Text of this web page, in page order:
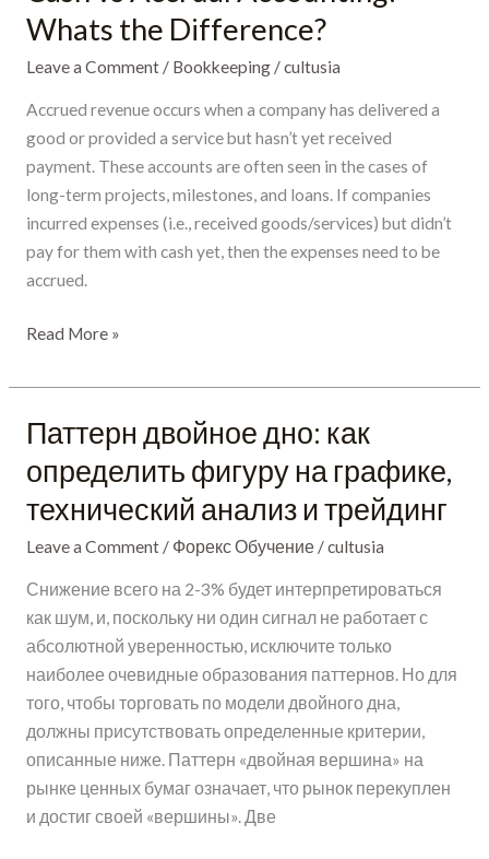
Whats the Difference?
Leave a Comment / Bookkeeping/cultusia
Accrued revenue occurs when a company has delivered a
good or provided a service but hasn’t yet received
payment. These accounts are often seen in the cases of
long-term projects, milestones, and loans. If companies
incurred expenses (i.e., received goods/services) but didn’t
pay for them with cash yet, then the expenses need to be
accrued.
Accrual
Accounting:
Read More »
Паттерн двойное дно: как
определить фигуру на графике,
технический анализ и трейдинг
Leave a Comment / Форекс Обучение/cultusia
Снижение всего на 2-3% будет интерпретироваться
как шум, и, поскольку ни один сигнал не работает с
абсолютной уверенностью, исключите только
наиболее очевидные образования паттернов. Но для
того, чтобы торговать по модели двойного дна,
должны присутствовать определенные критерии,
описанные ниже. Паттерн «‎двойная вершина» на
рынке ценных бумаг означает, что рынок перекуплен
и достиг своей «‎вершины». Две
Паттерн
дно:
как
определить
на
графике,
технический
анализ
и
трейдинг